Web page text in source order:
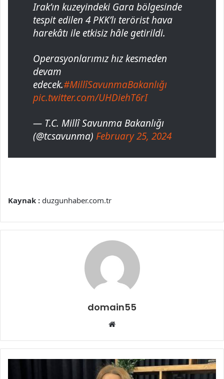
Irak’ın kuzeyindeki Gara bölgesinde
tespit edilen 4 PKK’lı terörist hava
harekâtı ile etkisiz hâle getirildi.
Operasyonlarımız hız kesmeden
devam
edecek.#MillîSavunmaBakanlığı
pic.twitter.com/UHDiehT6rI
— T.C. Millî Savunma Bakanlığı
(@tcsavunma) February 25, 2024
Kaynak : duzgunhaber.com.tr
domain55
Web